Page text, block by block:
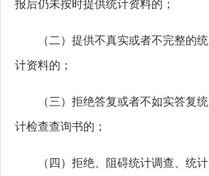
报后仍未按时提供统计资料的；
（二）提供不真实或者不完整的统
计资料的；
（三）拒绝答复或者不如实答复统
计检查查询书的；
（四）拒绝、阻碍统计调查、统计